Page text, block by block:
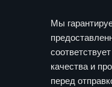
Мы
качества и
перед